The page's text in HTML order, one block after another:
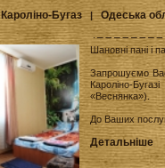
Кароліно-Бугаз |Одеська
Шановні пані і
Запрошуємо Вас
Кароліно-
«Веснянка»).
До Ваших
Детальніше